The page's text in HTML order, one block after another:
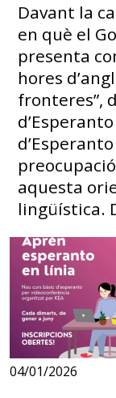
Davant la
en què el
presenta
hores
fronteres”,
aquesta
lingüística.
04/01/2026